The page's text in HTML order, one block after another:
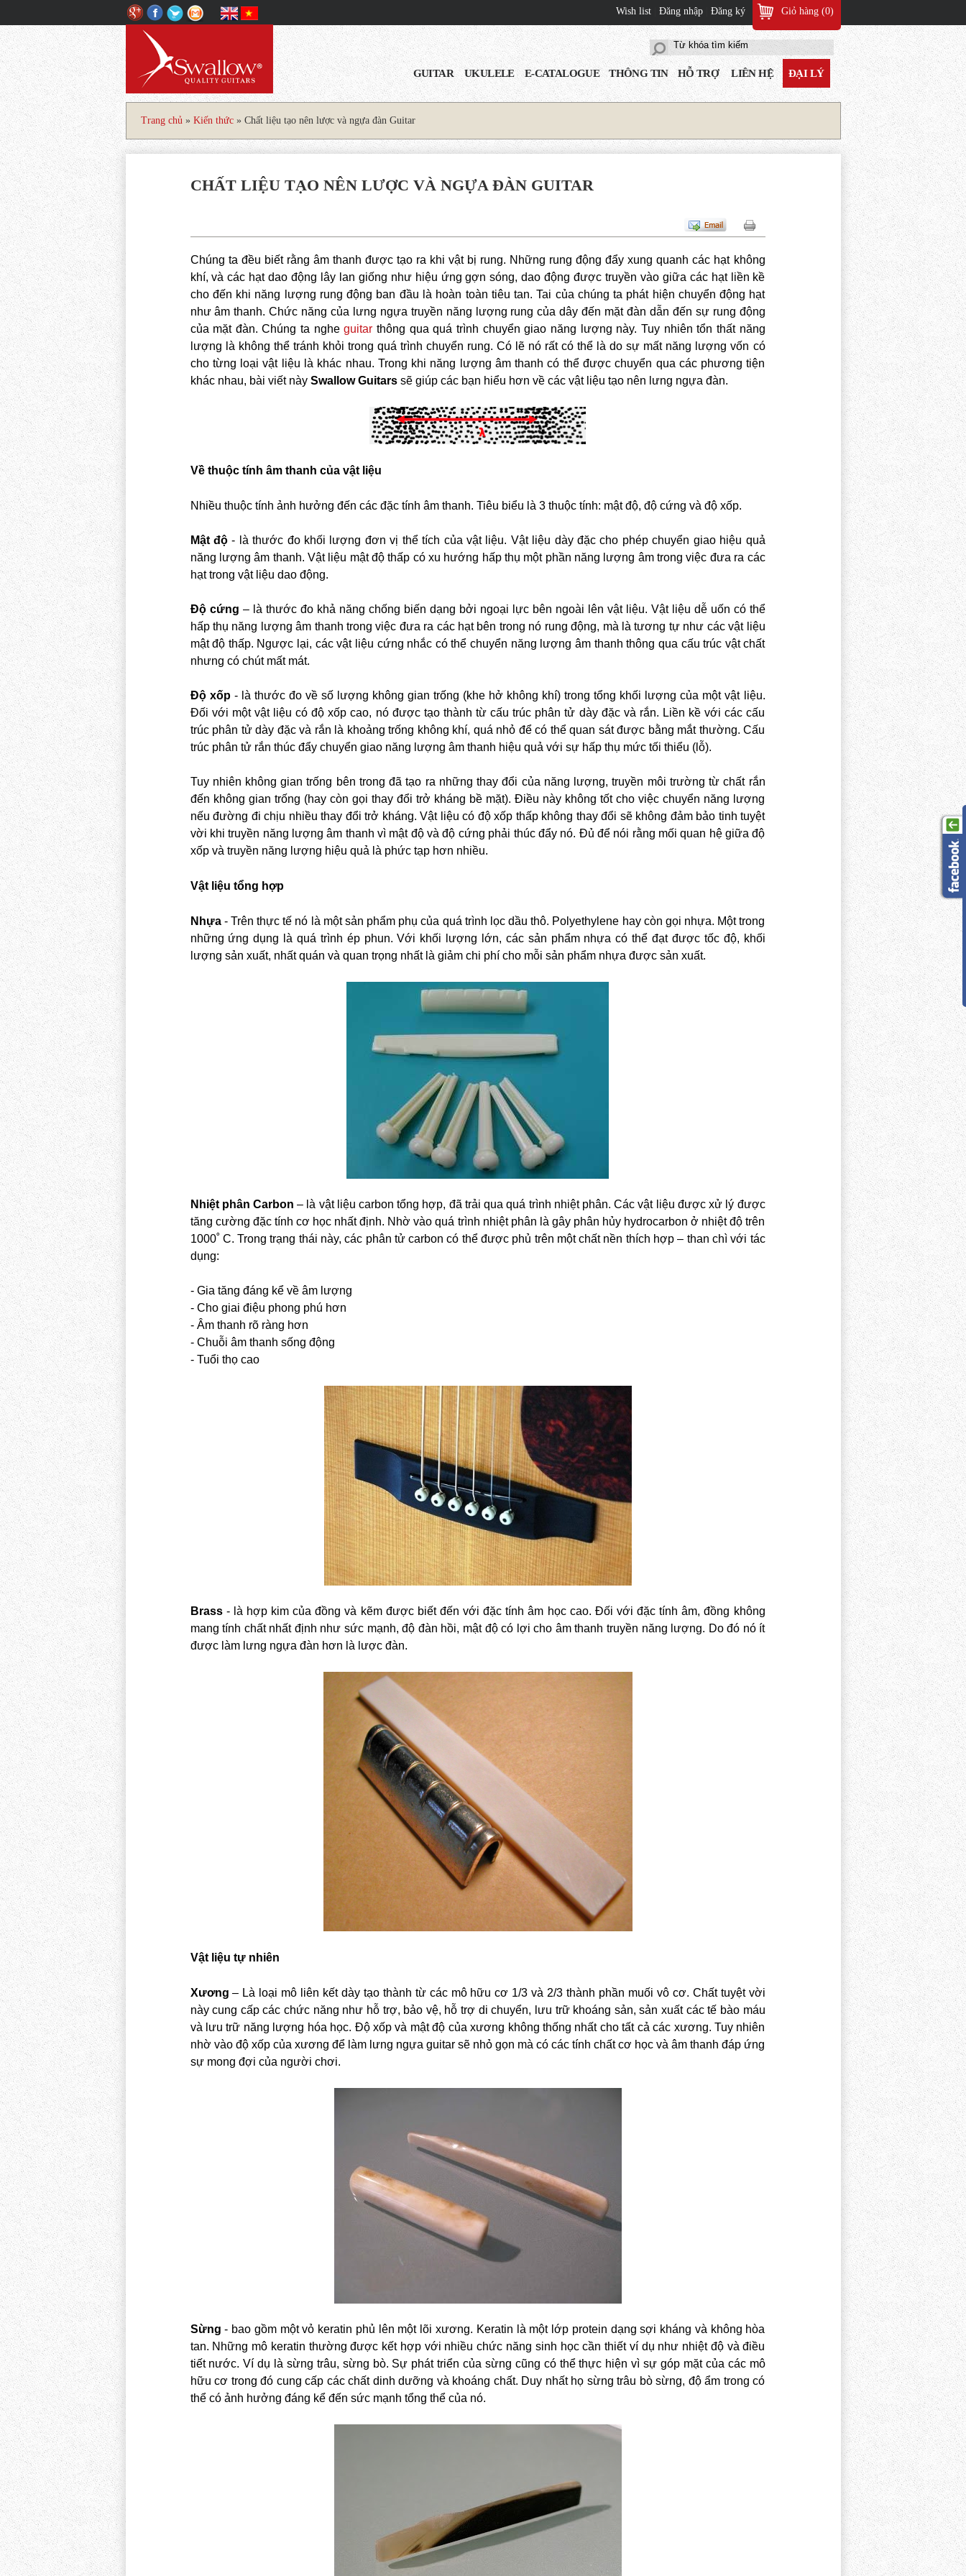
Wish list| Đăng nhập Đăng ký Giỏ hàng (0)
GUITAR UKULELE E-CATALOGUE THÔNG TIN HỖ TRỢ LIÊN HỆ ĐẠI LÝ
Trang chủ» Kiến thức» Chất liệu tạo nên lược và ngựa đàn Guitar
CHẤT LIỆU TẠO NÊN LƯỢC VÀ NGỰA ĐÀN GUITAR
Chúng ta đều biết rằng âm thanh được tạo ra khi vật bị rung. Những rung động đẩy xung quanh các hạt không
khí, và các hạt dao động lây lan giống như hiệu ứng gợn sóng, dao động được truyền vào giữa các hạt liền kề
cho đến khi năng lượng rung động ban đầu là hoàn toàn tiêu tan. Tai của chúng ta phát hiện chuyển động hạt
như âm thanh. Chức năng của lưng ngựa truyền năng lượng rung của dây đến mặt đàn dẫn đến sự rung động
của mặt đàn. Chúng ta ngheguitar thông qua quá trình chuyển giao năng lượng này. Tuy nhiên tổn thất năng
lượng là không thể tránh khỏi trong quá trình chuyển rung. Có lẽ nó rất có thể là do sự mất năng lượng vốn có
cho từng loại vật liệu là khác nhau. Trong khi năng lượng âm thanh có thể được chuyển qua các phương tiện
khác nhau, bài viết này Swallow Guitarssẽ giúp các bạn hiểu hơn về các vật liệu tạo nên lưng ngựa đàn.
Về thuộc tính âm thanh của vật liệu
Nhiều thuộc tính ảnh hưởng đến các đặc tính âm thanh. Tiêu biểu là 3 thuộc tính: mật độ, độ cứng và độ xốp.
Mật độ- là thước đo khối lượng đơn vị thể tích của vật liệu. Vật liệu dày đặc cho phép chuyển giao hiệu quả
năng lượng âm thanh. Vật liệu mật độ thấp có xu hướng hấp thụ một phần năng lượng âm trong việc đưa ra các
hạt trong vật liệu dao động.
Độ cứng – là thước đo khả năng chống biến dạng bởi ngoại lực bên ngoài lên vật liệu. Vật liệu dễ uốn có thể
hấp thụ năng lượng âm thanh trong việc đưa ra các hạt bên trong nó rung động, mà là tương tự như các vật liệu
mật độ thấp. Ngược lại, các vật liệu cứng nhắc có thể chuyển năng lượng âm thanh thông qua cấu trúc vật chất
nhưng có chút mất mát.
Độ xốp- là thước đo về số lượng không gian trống (khe hở không khí) trong tổng khối lượng của một vật liệu.
Đối với một vật liệu có độ xốp cao, nó được tạo thành từ cấu trúc phân tử dày đặc và rắn. Liền kề với các cấu
trúc phân tử dày đặc và rắn là khoảng trống không khí, quá nhỏ để có thể quan sát được bằng mắt thường. Cấu
trúc phân tử rắn thúc đẩy chuyển giao năng lượng âm thanh hiệu quả với sự hấp thụ mức tối thiểu (lỗ).
Tuy nhiên không gian trống bên trong đã tạo ra những thay đổi của năng lượng, truyền môi trường từ chất rắn
đến không gian trống (hay còn gọi thay đổi trở kháng bề mặt). Điều này không tốt cho việc chuyển năng lượng
nếu đường đi chịu nhiều thay đổi trở kháng. Vật liệu có độ xốp thấp không thay đổi sẽ không đảm bảo tinh tuyệt
vời khi truyền năng lượng âm thanh vì mật độ và độ cứng phải thúc đẩy nó. Đủ để nói rằng mối quan hệ giữa độ
xốp và truyền năng lượng hiệu quả là phức tạp hơn nhiều.
Vật liệu tổng hợp
Nhựa- Trên thực tế nó là một sản phẩm phụ của quá trình lọc dầu thô. Polyethylene hay còn gọi nhựa. Một trong
những ứng dụng là quá trình ép phun. Với khối lượng lớn, các sản phẩm nhựa có thể đạt được tốc độ, khối
lượng sản xuất, nhất quán và quan trọng nhất là giảm chi phí cho mỗi sản phẩm nhựa được sản xuất.
Nhiệt phân Carbon – là vật liệu carbon tổng hợp, đã trải qua quá trình nhiệt phân. Các vật liệu được xử lý được
tăng cường đặc tính cơ học nhất định. Nhờ vào quá trình nhiệt phân là gây phân hủy hydrocarbon ở nhiệt độ trên
1000˚ C. Trong trạng thái này, các phân tử carbon có thể được phủ trên một chất nền thích hợp – than chì với tác
dụng:
- Gia tăng đáng kể về âm lượng
- Cho giai điệu phong phú hơn
- Âm thanh rõ ràng hơn
- Chuỗi âm thanh sống động
- Tuổi thọ cao
Brass- là hợp kim của đồng và kẽm được biết đến với đặc tính âm học cao. Đối với đặc tính âm, đồng không
mang tính chất nhất định như sức mạnh, độ đàn hồi, mật độ có lợi cho âm thanh truyền năng lượng. Do đó nó ít
được làm lưng ngựa đàn hơn là lược đàn.
Vật liệu tự nhiên
Xương – Là loại mô liên kết dày tạo thành từ các mô hữu cơ 1/3 và 2/3 thành phần muối vô cơ. Chất tuyệt vời
này cung cấp các chức năng như hỗ trợ, bảo vệ, hỗ trợ di chuyển, lưu trữ khoáng sản, sản xuất các tế bào máu
và lưu trữ năng lượng hóa học. Độ xốp và mật độ của xương không thống nhất cho tất cả các xương. Tuy nhiên
nhờ vào độ xốp của xương để làm lưng ngựa guitar sẽ nhỏ gọn mà có các tính chất cơ học và âm thanh đáp ứng
sự mong đợi của người chơi.
Sừng - bao gồm một vỏ keratin phủ lên một lõi xương. Keratin là một lớp protein dạng sợi kháng và không hòa
tan. Những mô keratin thường được kết hợp với nhiều chức năng sinh học cần thiết ví dụ như nhiệt độ và điều
tiết nước. Ví dụ là sừng trâu, sừng bò. Sự phát triển của sừng cũng có thể thực hiện vì sự góp mặt của các mô
hữu cơ trong đó cung cấp các chất dinh dưỡng và khoáng chất. Duy nhất họ sừng trâu bò sừng, độ ẩm trong có
thể có ảnh hưởng đáng kể đến sức mạnh tổng thể của nó.